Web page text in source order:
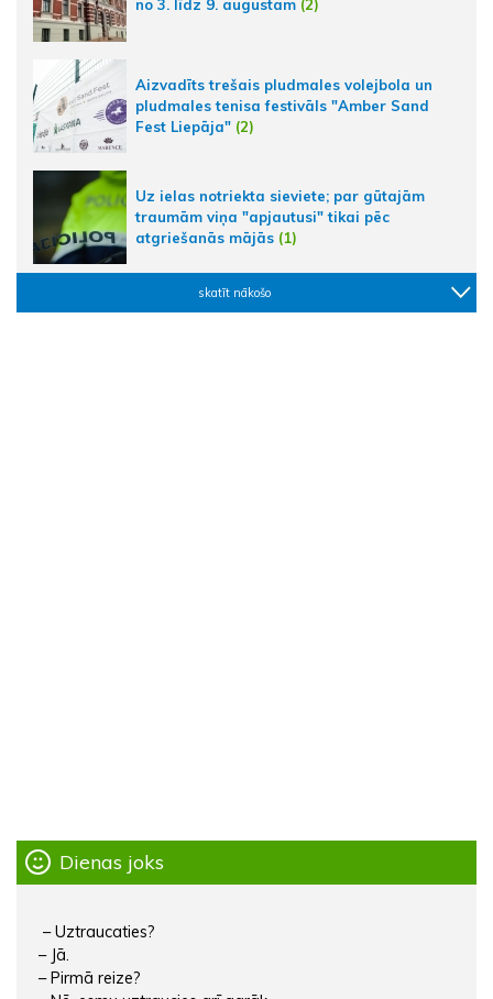
no 3. līdz 9. augustam (2)
Aizvadīts trešais pludmales volejbola un
pludmales tenisa festivāls "Amber Sand
Fest Liepāja" (2)
Uz ielas notriekta sieviete; par gūtajām
traumām viņa "apjautusi" tikai pēc
atgriešanās mājās (1)
skatīt nākošo
Dienas joks
– Uztraucaties?
– Jā.
– Pirmā reize?